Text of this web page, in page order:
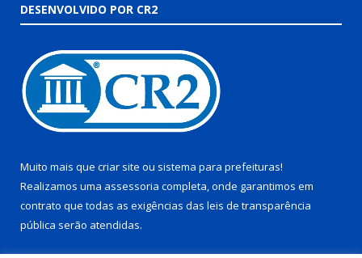
DESENVOLVIDO POR CR2
Muito mais que criar site ou sistema para prefeituras!
Realizamos uma assessoria completa, onde garantimos em
contrato que todas as exigências das leis de transparência
pública serão atendidas.